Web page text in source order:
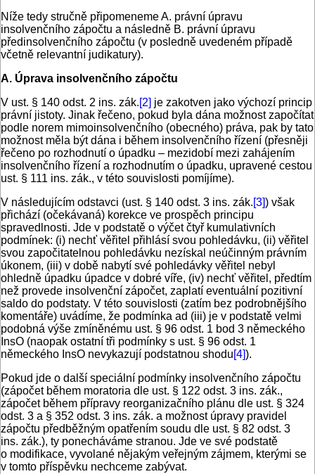
Níže tedy stručně připomeneme A. právní úpravu
insolvenčního zápočtu a následně B. právní úpravu
předinsolvenčního zápočtu (v posledně uvedeném případě
včetně relevantní judikatury).
A. Úprava insolvenčního zápočtu
V ust. § 140 odst. 2 ins. zák.[2] je zakotven jako výchozí princip
právní jistoty. Jinak řečeno, pokud byla dána možnost započítat
podle norem mimoinsolvenčního (obecného) práva, pak by tato
možnost měla být dána i během insolvenčního řízení (přesněji
řečeno po rozhodnutí o úpadku – mezidobí mezi zahájením
insolvenčního řízení a rozhodnutím o úpadku, upravené cestou
ust. § 111 ins. zák., v této souvislosti pomíjíme).
V následujícím odstavci (ust. § 140 odst. 3 ins. zák.[3]) však
přichází (očekávaná) korekce ve prospěch principu
spravedlnosti. Jde v podstatě o výčet čtyř kumulativních
podmínek: (i) nechť věřitel přihlásí svou pohledávku, (ii) věřitel
svou započitatelnou pohledávku nezískal neúčinným právním
úkonem, (iii) v době nabytí své pohledávky věřitel nebyl
ohledně úpadku úpadce v dobré víře, (iv) nechť věřitel, předtím
než provede insolvenční zápočet, zaplatí eventuální pozitivní
saldo do podstaty. V této souvislosti (zatím bez podrobnějšího
komentáře) uvádíme, že podmínka ad (iii) je v podstatě velmi
podobná výše zmíněnému ust. § 96 odst. 1 bod 3 německého
InsO (naopak ostatní tři podmínky s ust. § 96 odst. 1
německého InsO nevykazují podstatnou shodu[4]).
Pokud jde o další speciální podmínky insolvenčního zápočtu
(zápočet během moratoria dle ust. § 122 odst. 3 ins. zák.,
zápočet během přípravy reorganizačního plánu dle ust. § 324
odst. 3 a § 352 odst. 3 ins. zák. a možnost úpravy pravidel
zápočtu předběžným opatřením soudu dle ust. § 82 odst. 3
ins. zák.), ty ponecháváme stranou. Jde ve své podstatě
o modifikace, vyvolané nějakým veřejným zájmem, kterými se
v tomto příspěvku nechceme zabývat.